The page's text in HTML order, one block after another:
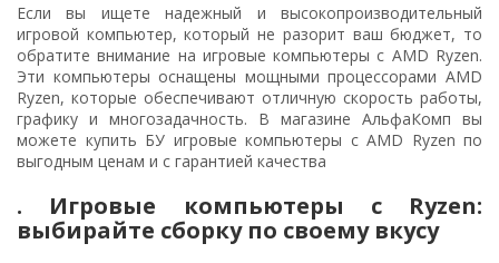
Если вы ищете надежный и высокопроизводительный
игровой компьютер, который не разорит ваш бюджет, то
обратите внимание на игровые компьютеры с AMD Ryzen.
Эти компьютеры оснащены мощными процессорами AMD
Ryzen, которые обеспечивают отличную скорость работы,
графику и многозадачность. В магазине АльфаКомп вы
можете купить БУ игровые компьютеры с AMD Ryzen по
выгодным ценам и с гарантией качества
. Игровые компьютеры с Ryzen:
выбирайте сборку по своему вкусу